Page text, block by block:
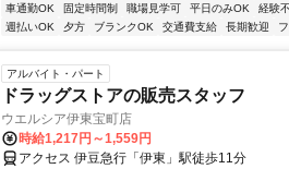
車通勤OK
固定時間制 職場見学可 平日のみOK 経験
週払いOK
夕方 ブランクOK 交通費支給 長期歓迎
アルバイト・パート
ドラッグストアの販売スタッフ
ウエルシア伊東宝町店
時給1,217円～1,559円
アクセス 伊豆急行「伊東」駅徒歩11分